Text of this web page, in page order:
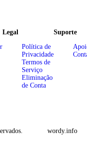
Legal
Política de
Privacidade
Termos de
Serviço
Eliminação
de Conta
Suporte
wordy.info